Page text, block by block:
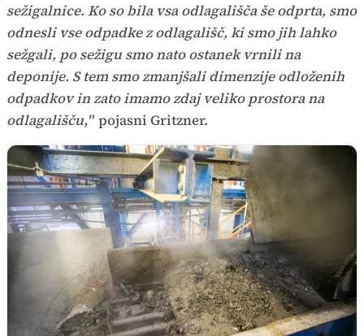
sežigalnice. Ko so bila vsa odlagališča še odprta, smo
odnesli vse odpadke z odlagališč, ki smo jih lahko
sežgali, po sežigu smo nato ostanek vrnili na
deponije. S tem smo zmanjšali dimenzije odloženih
odpadkov in zato imamo zdaj veliko prostora na
odlagališču," pojasni Gritzner.